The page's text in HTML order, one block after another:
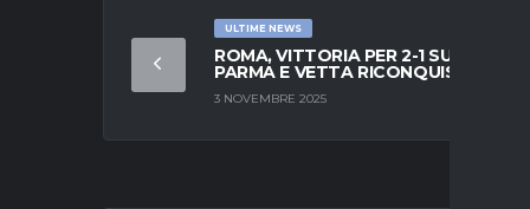
ULTIME NEWS
ROMA, VITTORIA PER 2-1 SUL
PARMA E VETTA RICONQUISTATA
3 NOVEMBRE 2025